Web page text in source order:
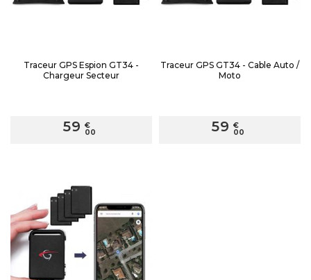
Traceur GPS Espion GT34 -
Chargeur Secteur
59 €
00
Traceur GPS GT34 - Cable Auto /
Moto
59 €
00